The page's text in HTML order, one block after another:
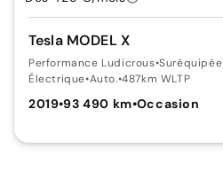
Tesla MODEL X
Performance Ludicrous•Suréquipée
Électrique•Auto.•487km WLTP
2019•93 490 km•Occasion